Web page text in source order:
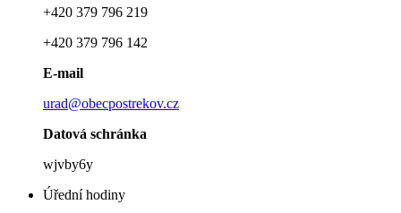
+420 379 796 219
+420 379 796 142
E-mail
urad@obecpostrekov.cz
Datová schránka
wjvby6y
Úřední hodiny